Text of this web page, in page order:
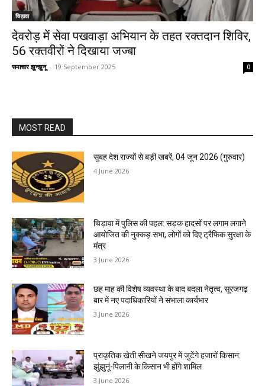
चिड़ावा
देवरोड़ में सेवा पखवाड़ा अभियान के तहत रक्तदान शिविर,
56 रक्तवीरों ने दिखाया जज्बा
समाचार झुन्झुनू - 19 September 2025 0
MOST READ
सुबह देश राज्यों से बड़ी खबरें, 04 जून 2026 (गुरुवार)
4 June 2026
चिड़ावा में पुलिस की पहल: सड़क हादसों पर लगाम लगाने
आयोजित की नुक्कड़ सभा, लोगों को दिए ट्रैफिक सुरक्षा के
मंत्र
3 June 2026
छह माह की विशेष व्यवस्था के बाद बदला नेतृत्व, सूरजगढ़
बार में नए पदाधिकारियों ने संभाला कार्यभार
3 June 2026
प्राकृतिक खेती सीखने जयपुर में जुटेंगे हजारों किसान:
झुंझुनूं-पिलानी के किसान भी होंगे शामिल
3 June 2026